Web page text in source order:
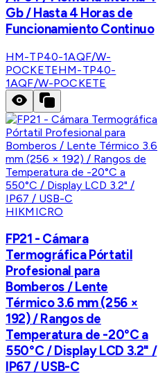
Gb / Hasta 4 Horas de
Funcionamiento Continuo
HM-TP40-1AQF/W-
POCKETEHM-TP40-
1AQF/W-POCKETE
HIKMICRO
FP21 - Cámara
Termográfica Pórtatil
Profesional para
Bomberos / Lente
Térmico 3.6 mm (256 ×
192) / Rangos de
Temperatura de -20°C a
550°C / Display LCD 3.2" /
IP67 / USB-C